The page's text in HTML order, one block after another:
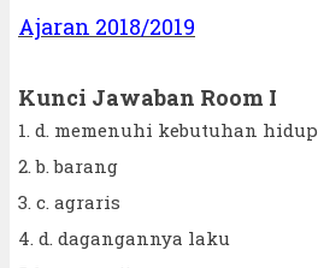
Ajaran 2018/2019
Kunci Jawaban Room I
1. d. memenuhi kebutuhan hidup
2. b. barang
3. c. agraris
4. d. dagangannya laku